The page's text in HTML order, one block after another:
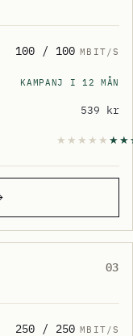
100 / 100 MBIT/S
KAMPANJ I 12 MÅN
539 kr
03
250 / 250 MBIT/S